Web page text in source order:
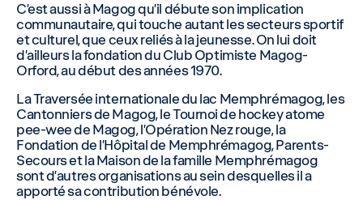
C’est aussi à Magog qu’il débute son implication
communautaire, qui touche autant les secteurs sportif
et culturel, que ceux reliés à la jeunesse. On lui doit
d’ailleurs la fondation du Club Optimiste Magog-
Orford, au début des années 1970.
La Traversée internationale du lac Memphrémagog, les
Cantonniers de Magog, le Tournoi de hockey atome
pee-wee de Magog, l’Opération Nez rouge, la
Fondation de l’Hôpital de Memphrémagog, Parents-
Secours et la Maison de la famille Memphrémagog
sont d’autres organisations au sein desquelles il a
apporté sa contribution bénévole.